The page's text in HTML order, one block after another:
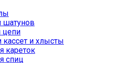
шатунов
и хлысты
кареток
спиц